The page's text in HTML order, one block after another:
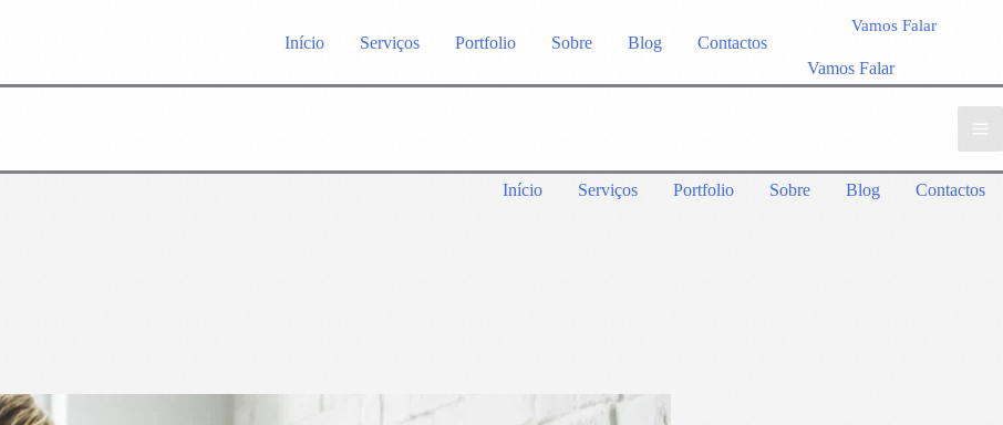
Início Serviços Portfolio Sobre Blog Contactos
Vamos Falar
Vamos Falar
Início Serviços Portfolio Sobre Blog Contactos